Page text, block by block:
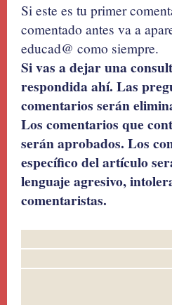
Si este es tu primer
comentado antes va a
educad@ como siempre.
Si vas a dejar una
respondida ahí. Las
comentarios serán
Los comentarios que
serán aprobados. Los
específico del artículo
lenguaje agresivo,
comentaristas.